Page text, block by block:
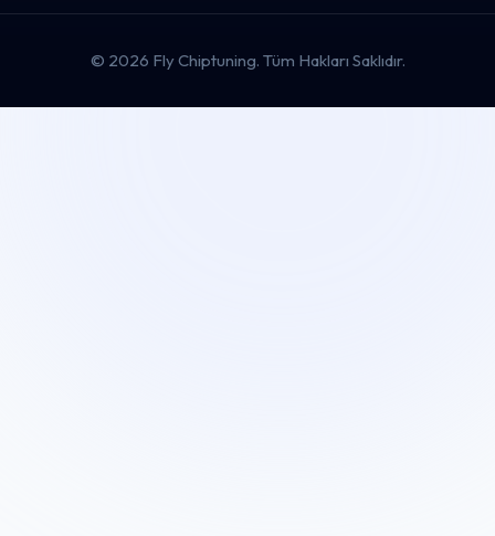
© 2026 Fly Chiptuning. Tüm Hakları Saklıdır.